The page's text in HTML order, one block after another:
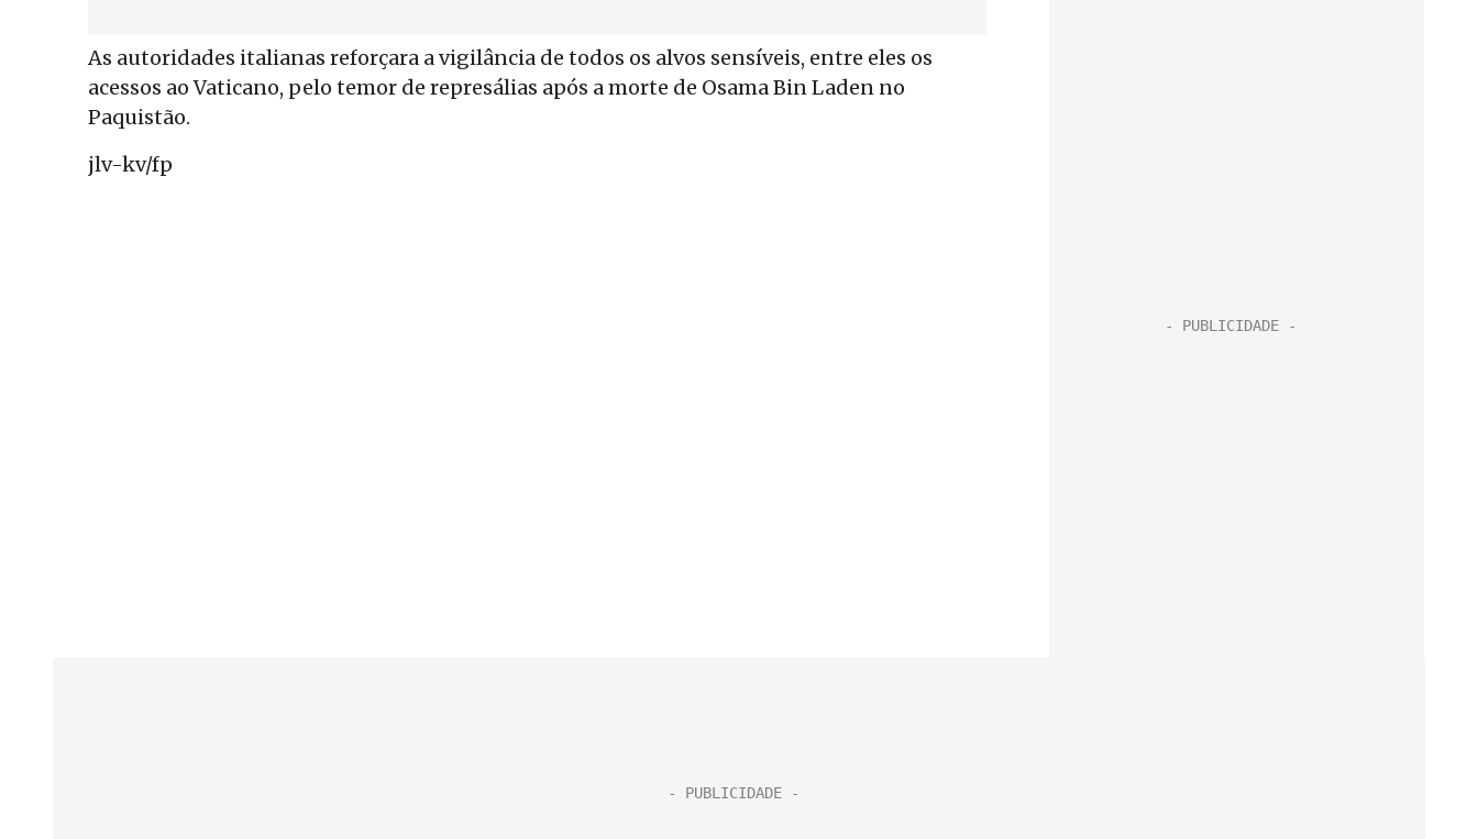
As autoridades italianas reforçara a vigilância de todos os alvos sensíveis, entre eles os
acessos ao Vaticano, pelo temor de represálias após a morte de Osama Bin Laden no
Paquistão.
jlv-kv/fp